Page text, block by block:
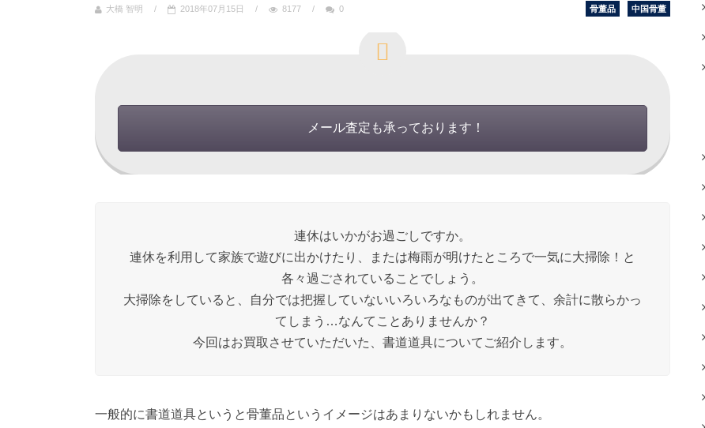
大橋 智明 / 2018年07月15日 / 8177 / 0 骨董品 中国骨董
メール査定も承っております！
連休はいかがお過ごしですか。
連休を利用して家族で遊びに出かけたり、または梅雨が明けたところで一気に大掃除！と
各々過ごされていることでしょう。
大掃除をしていると、自分では把握していないいろいろなものが出てきて、余計に散らかっ
てしまう…なんてことありませんか？
今回はお買取させていただいた、書道道具についてご紹介します。
一般的に書道道具というと骨董品というイメージはあまりないかもしれません。